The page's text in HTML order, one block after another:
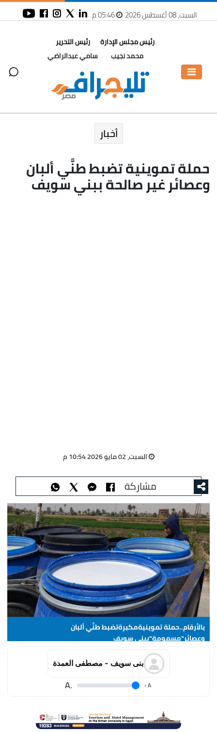
السبت، 08 أغسطس 2026 05:46 م
رئيس مجلس الإدارة
محمد نجيب
رئيس التحرير
سامي عبدالراضي
أخبار
حملة تموينية تضبط طنَّي ألبان
وعصائر غير صالحة ببني سويف
السبت، 02 مايو 2026 10:54 م
مشاركة
بالأرقام..حملة تموينيةمكبرةتضبط طنَّي ألبان
وعصائر"مسمومة"ببني سويف
بنى سويف - مصطفى العمدة
A
.
.A